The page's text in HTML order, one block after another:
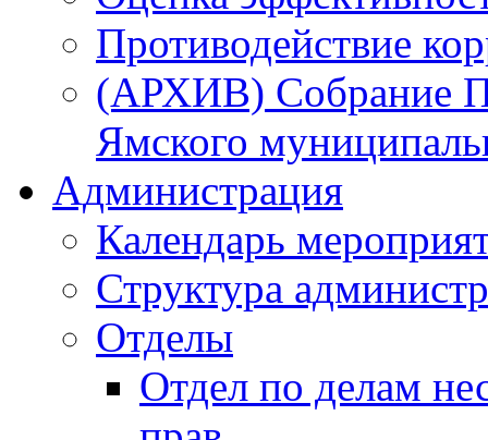
Противодействие
(АРХИВ) Собрание
Ямского
Администрация
Календарь
Структура
Отделы
Отдел по делам